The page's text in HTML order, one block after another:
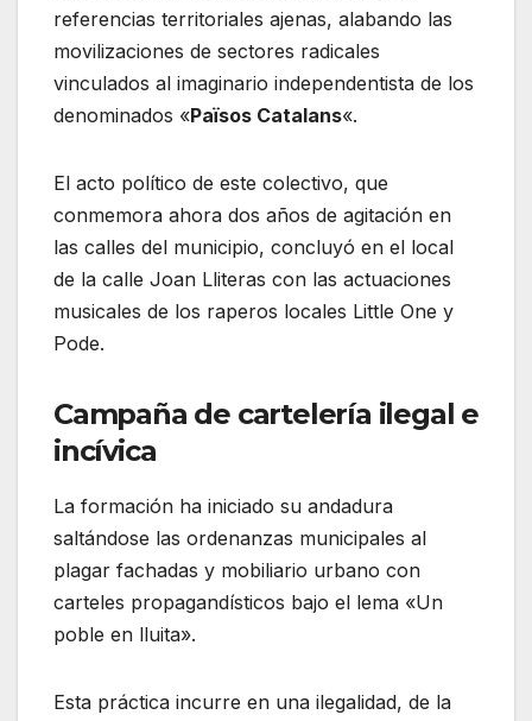
referencias territoriales ajenas, alabando las
movilizaciones de sectores radicales
vinculados al imaginario independentista de los
denominados «Països Catalans«.
El acto político de este colectivo, que
conmemora ahora dos años de agitación en
las calles del municipio, concluyó en el local
de la calle Joan Lliteras con las actuaciones
musicales de los raperos locales Little One y
Pode.
Campaña de cartelería ilegal e
incívica
La formación ha iniciado su andadura
saltándose las ordenanzas municipales al
plagar fachadas y mobiliario urbano con
carteles propagandísticos bajo el lema «Un
poble en lluita».
Esta práctica incurre en una ilegalidad, de la